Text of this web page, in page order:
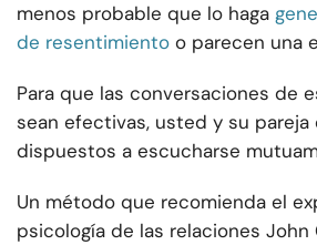
menos probable que lo haga
de resentimiento o parecen una
Para que las conversaciones de
sean efectivas, usted y su
dispuestos a escucharse
Un método que recomienda el
psicología de las relaciones